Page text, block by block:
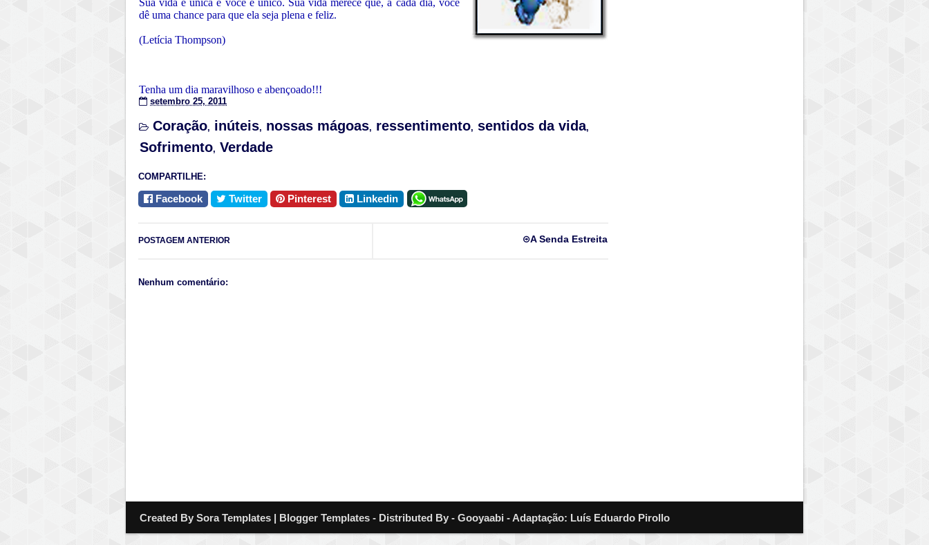
Sua vida é única e você é único. Sua vida merece que, a cada dia, você
dê uma chance para que ela seja plena e feliz.
(Letícia Thompson)
Tenha um dia maravilhoso e abençoado!!!
setembro 25, 2011
Coração, inúteis, nossas mágoas, ressentimento, sentidos da vida,
Sofrimento, Verdade
COMPARTILHE:
Facebook Twitter Pinterest Linkedin
A Senda Estreita
POSTAGEM ANTERIOR
Nenhum comentário:
Created By Sora Templates | Blogger Templates - Distributed By - Gooyaabi - Adaptação: Luís Eduardo Pirollo